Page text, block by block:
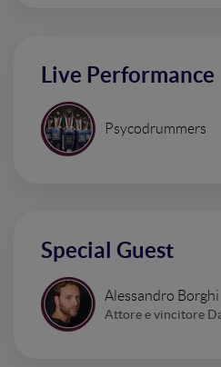
Live Performance
Psycodrummers
Special Guest
Alessandro Borghi
Attore e vincitore